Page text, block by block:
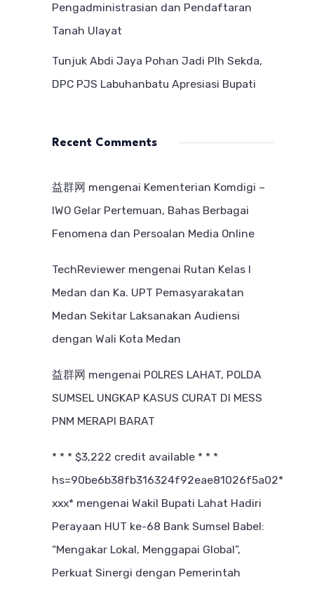
Pengadministrasian dan Pendaftaran
Tanah Ulayat
Tunjuk Abdi Jaya Pohan Jadi Plh Sekda,
DPC PJS Labuhanbatu Apresiasi Bupati
Recent Comments
益群网 mengenai Kementerian Komdigi –
IWO Gelar Pertemuan, Bahas Berbagai
Fenomena dan Persoalan Media Online
TechReviewer mengenai Rutan Kelas I
Medan dan Ka. UPT Pemasyarakatan
Medan Sekitar Laksanakan Audiensi
dengan Wali Kota Medan
益群网 mengenai POLRES LAHAT, POLDA
SUMSEL UNGKAP KASUS CURAT DI MESS
PNM MERAPI BARAT
* * * $3,222 credit available * * *
hs=90be6b38fb316324f92eae81026f5a02*
ххх* mengenai Wakil Bupati Lahat Hadiri
Perayaan HUT ke-68 Bank Sumsel Babel:
“Mengakar Lokal, Menggapai Global”,
Perkuat Sinergi dengan Pemerintah